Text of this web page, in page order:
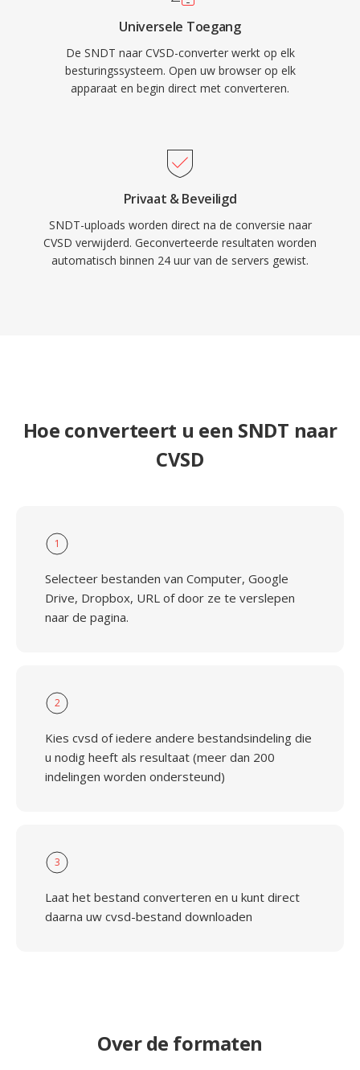
Universele Toegang
De SNDT naar CVSD-converter werkt op elk
besturingssysteem. Open uw browser op elk
apparaat en begin direct met converteren.
Privaat & Beveiligd
SNDT-uploads worden direct na de conversie naar
CVSD verwijderd. Geconverteerde resultaten worden
automatisch binnen 24 uur van de servers gewist.
Hoe converteert u een SNDT naar
CVSD
1
Selecteer bestanden van Computer, Google
Drive, Dropbox, URL of door ze te verslepen
naar de pagina.
2
Kies cvsd of iedere andere bestandsindeling die
u nodig heeft als resultaat (meer dan 200
indelingen worden ondersteund)
3
Laat het bestand converteren en u kunt direct
daarna uw cvsd-bestand downloaden
Over de formaten